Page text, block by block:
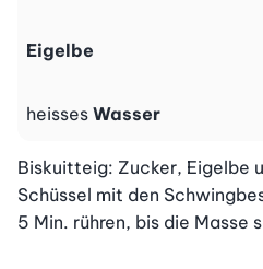
Eigelbe
heisses Wasser
Biskuitteig: Zucker, Eigelbe
Schüssel mit den
5 Min. rühren, bis die Masse